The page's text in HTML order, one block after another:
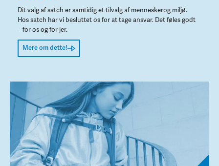
Dit valg af satch er samtidig et tilvalg af menneskerog miljø.
Hos satch har vi besluttet os for at tage ansvar. Det føles godt
– for os og for jer.
Mere om dette!